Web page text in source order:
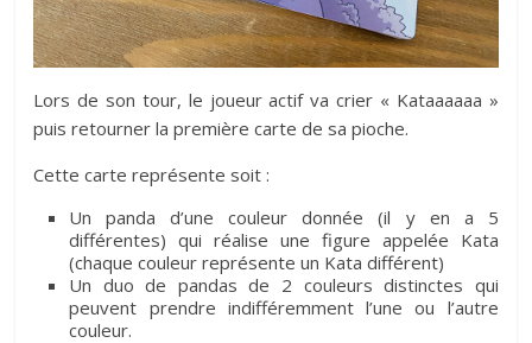
Lors de son tour, le joueur actif va crier « Kataaaaaa »
puis retourner la première carte de sa pioche.
Cette carte représente soit :
Un panda d’une couleur donnée (il y en a 5
différentes) qui réalise une figure appelée Kata
(chaque couleur représente un Kata différent)
Un duo de pandas de 2 couleurs distinctes qui
peuvent prendre indifféremment l’une ou l’autre
couleur.